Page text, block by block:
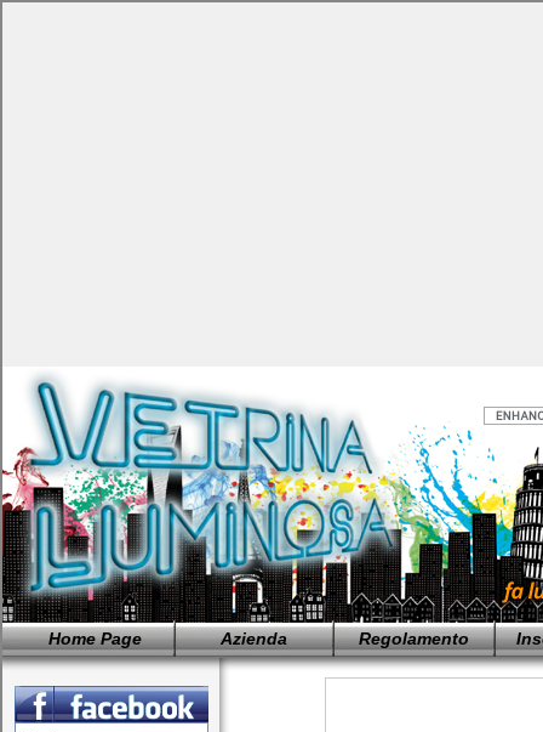
Home Page Azienda Regolamento